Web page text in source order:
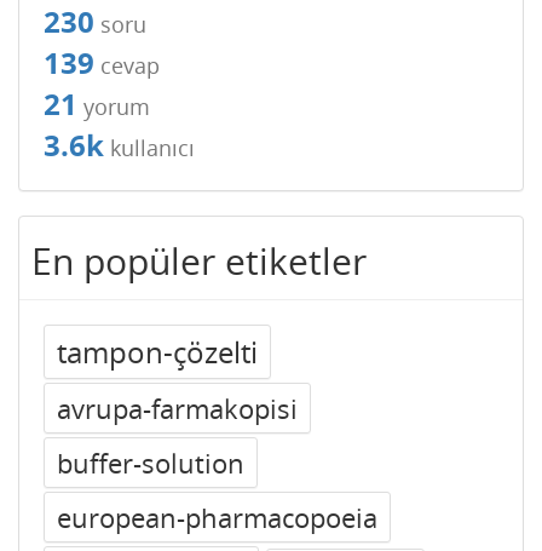
230 soru
139 cevap
21 yorum
3.6k kullanıcı
En popüler etiketler
tampon-çözelti
avrupa-farmakopisi
buffer-solution
european-pharmacopoeia